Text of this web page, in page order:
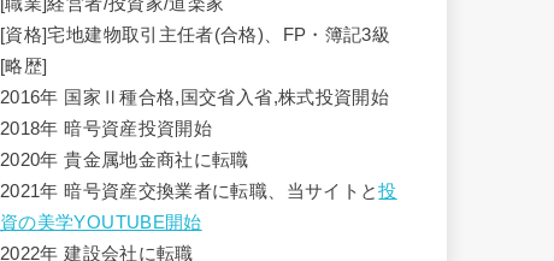
[資格]宅地建物取引主任者(合格)、FP・簿記3級
[略歴]
2016年 国家Ⅱ種合格,国交省入省,株式投資開始
2018年 暗号資産投資開始
2020年 貴金属地金商社に転職
2021年 暗号資産交換業者に転職、当サイトと投
資の美学YOUTUBE開始
2022年 建設会社に転職